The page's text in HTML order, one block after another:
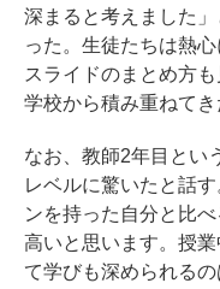
深まると考えました
った。生徒たちは熱
スライドのまとめ方
学校から積み重ねてき
なお、教師2年目とい
レベルに驚いたと話
ンを持った自分と比
高いと思います。授
て学びも深められる